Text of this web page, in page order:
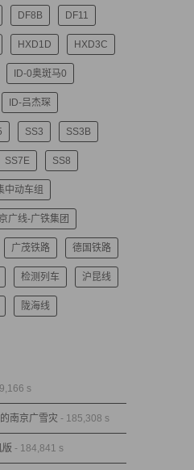
DF8B DF11
HXD1D HXD3C
ID-0奥斑马0
ID-吕杰琛
SS3 SS3B
SS7E SS8
中动车组
京广线-广铁集团
广茂铁路 德国铁路
检测列车 沪昆线
陇海线
s
南京广雪灾 - 185,308 s
版 - 184,841 s